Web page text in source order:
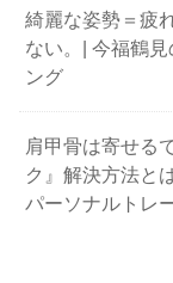
綺麗な姿勢＝疲
ない。| 今福鶴
ング
肩甲骨は寄せる
ク』解決方法と
パーソナルトレ